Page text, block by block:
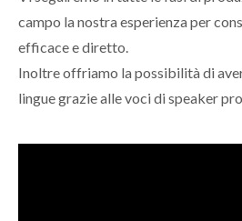
campo la nostra esperienza per
efficace e diretto.
Inoltre offriamo la possibilità di
lingue grazie alle voci di speaker